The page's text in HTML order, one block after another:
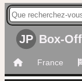
JP Box-
France